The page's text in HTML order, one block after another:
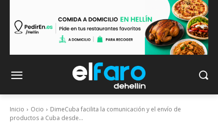
Inicio Ocio
DimeCuba facilita la comunicación y el envío de
productos a Cuba desde...